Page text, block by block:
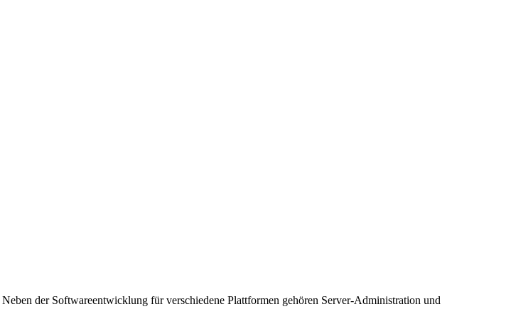
der Softwareentwicklung für verschiedene Plattformen gehören Server-Administration und